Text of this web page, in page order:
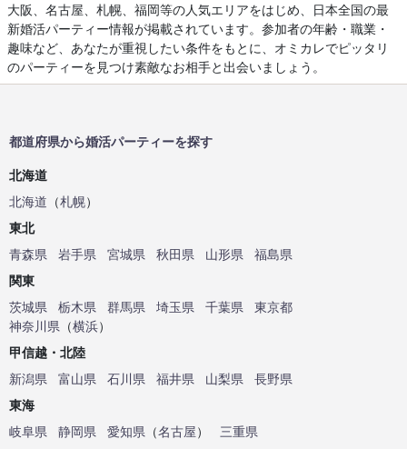
大阪、名古屋、札幌、福岡等の人気エリアをはじめ、日本全国の最
新婚活パーティー情報が掲載されています。参加者の年齢・職業・
趣味など、あなたが重視したい条件をもとに、オミカレでピッタリ
のパーティーを見つけ素敵なお相手と出会いましょう。
都道府県から婚活パーティーを探す
北海道
北海道 （札幌）
東北
青森県
岩手県 宮城県 秋田県 山形県
福島県
関東
茨城県
栃木県 群馬県 埼玉県 千葉県
東京都
神奈川県 （横浜）
甲信越・北陸
新潟県
富山県 石川県 福井県 山梨県
長野県
東海
岐阜県
静岡県 愛知県 （名古屋）
三重県